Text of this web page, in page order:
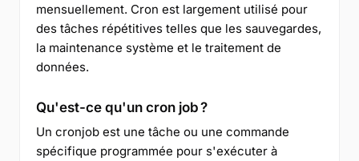
mensuellement. Cron est largement utilisé pour
des tâches répétitives telles que les sauvegardes,
la maintenance système et le traitement de
données.
Qu'est-ce qu'un cron job ?
Un cronjob est une tâche ou une commande
spécifique programmée pour s'exécuter à